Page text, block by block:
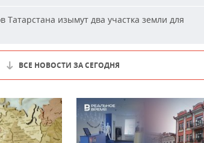
Татарстана изымут два участка земли для
ВСЕ НОВОСТИ ЗА СЕГОДНЯ